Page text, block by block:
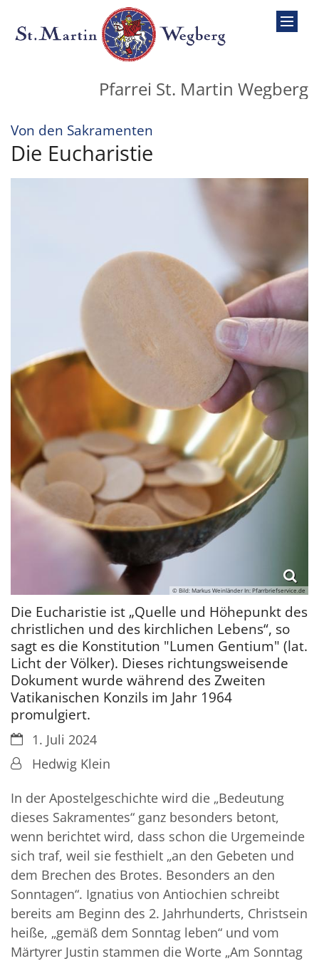
Zum Inhalt springen
Pfarrei St. Martin Wegberg
Von den Sakramenten
Die Eucharistie
© Bild: Markus Weinländer In: Pfarrbriefservice.de
Die Eucharistie ist „Quelle und Höhepunkt des
christlichen und des kirchlichen Lebens“, so
sagt es die Konstitution "Lumen Gentium" (lat.
Licht der Völker). Dieses richtungsweisende
Dokument wurde während des Zweiten
Vatikanischen Konzils im Jahr 1964
promulgiert.
Datum:1. Juli 2024
Von:Hedwig Klein
In der Apostelgeschichte wird die „Bedeutung
dieses Sakramentes“ ganz besonders betont,
wenn berichtet wird, dass schon die Urgemeinde
sich traf, weil sie festhielt „an den Gebeten und
dem Brechen des Brotes. Besonders an den
Sonntagen“. Ignatius von Antiochien schreibt
bereits am Beginn des 2. Jahrhunderts, Christsein
heiße, „gemäß dem Sonntag leben“ und vom
Märtyrer Justin stammen die Worte „Am Sonntag